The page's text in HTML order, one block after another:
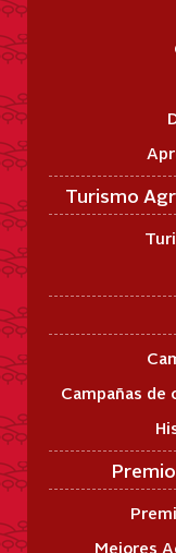
Turismo
Campañas de
Mejores